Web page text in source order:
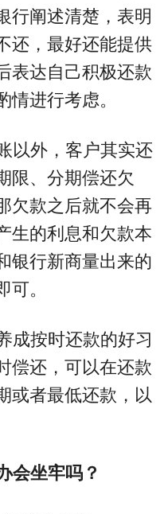
行阐述清楚，表明
还，最好还能提供
表达自己积极还款
情进行考虑。
以外，客户其实还
限、分期偿还欠
欠款之后就不会再
生的利息和欠款本
银行新商量出来的
。
成按时还款的好习
偿还，可以在还款
或者最低还款，以
会坐牢吗？